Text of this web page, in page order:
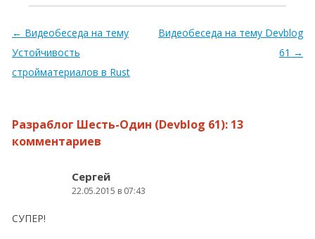
Навигация по записям
← Видеобеседа на тему
Устойчивость
стройматериалов в Rust
Видеобеседа на тему Devblog
61 →
Разраблог Шесть-Один (Devblog 61): 13
комментариев
Сергей
22.05.2015 в 07:43
СУПЕР!